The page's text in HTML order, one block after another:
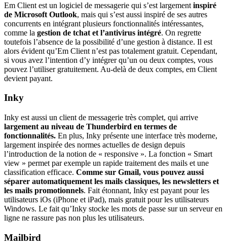
Em Client est un logiciel de messagerie qui s’est largement inspiré
de Microsoft Outlook, mais qui s’est aussi inspiré de ses autres
concurrents en intégrant plusieurs fonctionnalités intéressantes,
comme la gestion de tchat et l’antivirus intégré. On regrette
toutefois l’absence de la possibilité d’une gestion à distance. Il est
alors évident qu’Em Client n’est pas totalement gratuit. Cependant,
si vous avez l’intention d’y intégrer qu’un ou deux comptes, vous
pouvez l’utiliser gratuitement. Au-delà de deux comptes, em Client
devient payant.
Inky
Inky est aussi un client de messagerie très complet, qui arrive
largement au niveau de Thunderbird en termes de
fonctionnalités. En plus, Inky présente une interface très moderne,
largement inspirée des normes actuelles de design depuis
l’introduction de la notion de « responsive ». La fonction « Smart
view » permet par exemple un rapide traitement des mails et une
classification efficace. Comme sur Gmail, vous pouvez aussi
séparer automatiquement les mails classiques, les newsletters et
les mails promotionnels. Fait étonnant, Inky est payant pour les
utilisateurs iOs (iPhone et iPad), mais gratuit pour les utilisateurs
Windows. Le fait qu’Inky stocke les mots de passe sur un serveur en
ligne ne rassure pas non plus les utilisateurs.
Mailbird